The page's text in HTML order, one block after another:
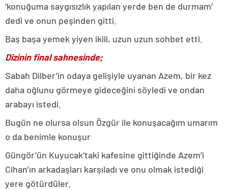
‘konuğuma saygısızlık yapılan yerde ben de durmam’
dedi ve onun peşinden gitti.
Baş başa yemek yiyen ikili, uzun uzun sohbet etti.
Dizinin final sahnesinde;
Sabah Dilber’in odaya gelişiyle uyanan Azem, bir kez
daha oğlunu görmeye gideceğini söyledi ve ondan
arabayı istedi.
Bugün ne olursa olsun Özgür ile konuşacağım umarım
o da benimle konuşur
Güngör’ün Kuyucak’taki kafesine gittiğinde Azem’i
Cihan’ın arkadaşları karşıladı ve onu olmak istediği
yere götürdüler.